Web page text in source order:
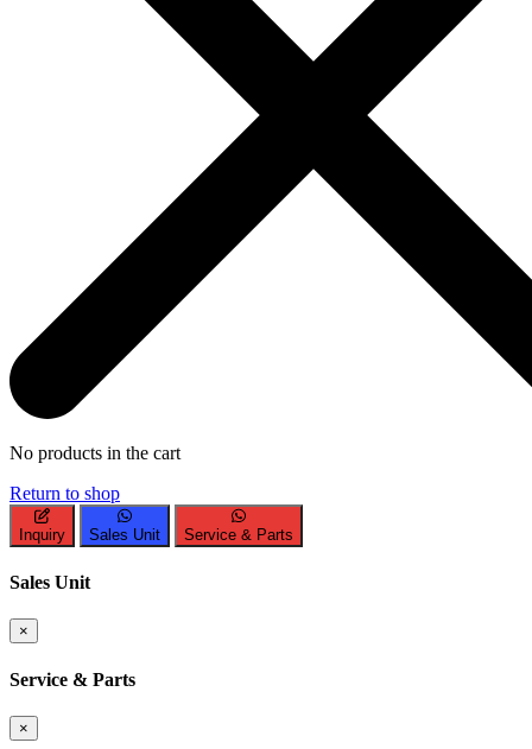
No products in the cart
Return to shop
Inquiry Sales Unit Service & Parts
Sales Unit
×
Service & Parts
×